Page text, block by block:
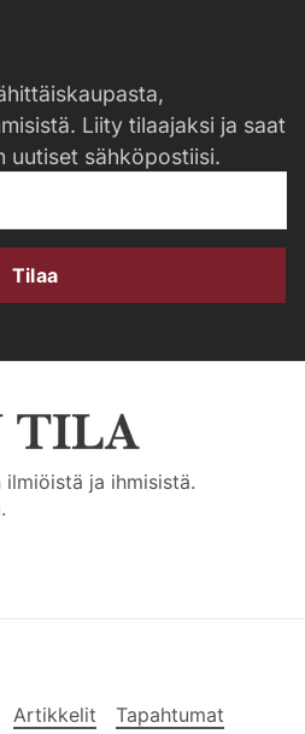
Liity tilaajaksi ja saat
uutiset sähköpostiisi.
Tilaa
ja ihmisistä.
Artikkelit Tapahtumat